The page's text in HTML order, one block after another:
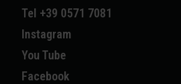
Tel +39 0571 7081
Instagram
You Tube
Facebook